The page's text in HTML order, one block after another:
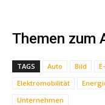
Themen zum
TAGS Auto Bild
Elektromobilität
Unternehmen